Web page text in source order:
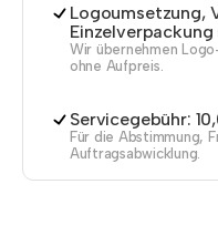
Logoumsetzung,
Wir übernehmen
ohne Aufpreis.
Servicegebühr:
Für die Abstimmung,
Auftragsabwicklung.